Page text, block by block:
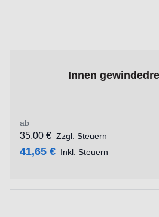
Innen
ab
41,65 € Inkl. Steuern
35,00 € Zzgl. Steuern